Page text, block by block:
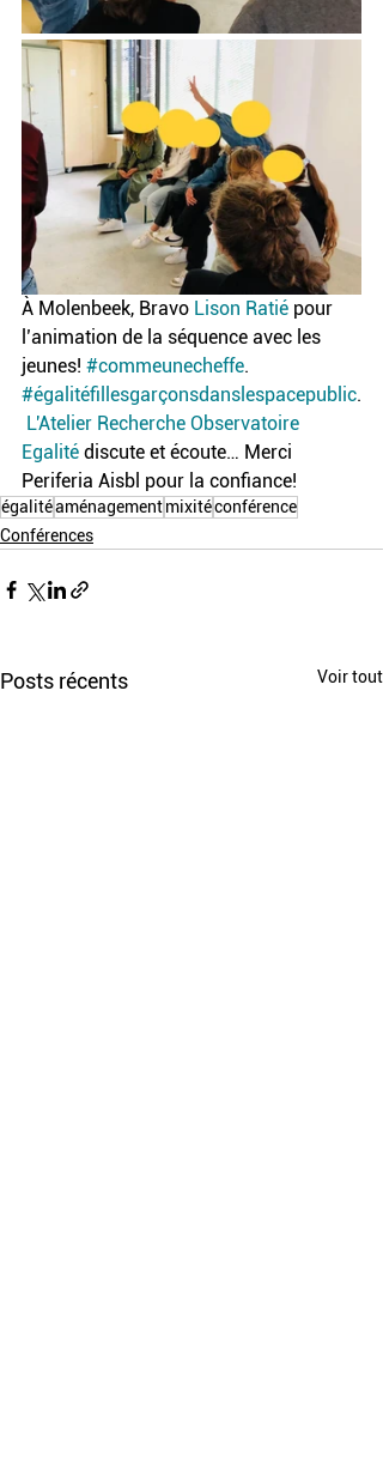
À Molenbeek, Bravo Lison Ratié pour
l’animation de la séquence avec les
jeunes! #commeunecheffe.
#égalitéfillesgarçonsdanslespacepublic.
L'Atelier Recherche Observatoire
Egalité discute et écoute… Merci
Periferia Aisbl pour la confiance!
égalitéaménagementmixitéconférence
Conférences
Posts récents Voir tout